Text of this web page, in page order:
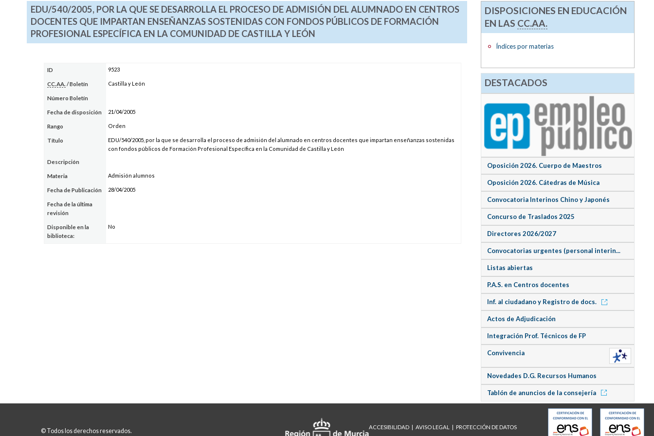
EDU/540/2005, POR LA QUE SE DESARROLLA EL PROCESO DE ADMISIÓN DEL ALUMNADO EN CENTROS
DOCENTES QUE IMPARTAN ENSEÑANZAS SOSTENIDAS CON FONDOS PÚBLICOS DE FORMACIÓN
PROFESIONAL ESPECÍFICA EN LA COMUNIDAD DE CASTILLA Y LEÓN
ID 9523
CC.AA. / Boletín Castilla y León
Número Boletín
Fecha de disposición 21/04/2005
Rango Orden
Título
EDU/540/2005, por la que se desarrolla el proceso de admisión del alumnado en centros docentes que impartan enseñanzas sostenidas
con fondos públicos de Formación Profesional Específica en la Comunidad de Castilla y León
Descripción
Materia Admisión alumnos
Fecha de Publicación 28/04/2005
Fecha de la última
revisión
Disponible en la
biblioteca:
No
DISPOSICIONES EN EDUCACIÓN
EN LAS CC.AA.
Índices por materias
DESTACADOS
Oposición 2026. Cuerpo de Maestros
Oposición 2026. Cátedras de Música
Convocatoria Interinos Chino y Japonés
Concurso de Traslados 2025
Directores 2026/2027
Convocatorias urgentes (personal interin...
Listas abiertas
P.A.S. en Centros docentes
Inf. al ciudadano y Registro de docs.
Actos de Adjudicación
Integración Prof. Técnicos de FP
Convivencia
Novedades D.G. Recursos Humanos
Tablón de anuncios de la consejería
© Todos los derechos reservados.
ACCESIBILIDAD AVISO LEGAL PROTECCIÓN DE DATOS